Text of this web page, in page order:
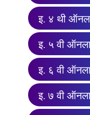
इ. ४ थी
इ. ५ वी
इ. ६ वी
इ. ७ वी